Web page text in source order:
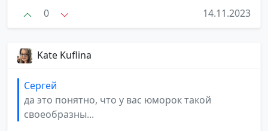
0 14.11.2023
Kate Kuflina
Сергей
да это понятно, что у вас юморок такой
своеобразны...